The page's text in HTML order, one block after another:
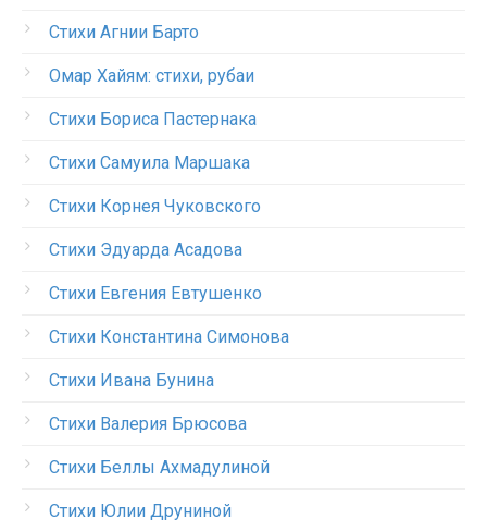
Стихи Агнии Барто
Омар Хайям: стихи, рубаи
Стихи Бориса Пастернака
Стихи Самуила Маршака
Стихи Корнея Чуковского
Стихи Эдуарда Асадова
Стихи Евгения Евтушенко
Стихи Константина Симонова
Стихи Ивана Бунина
Стихи Валерия Брюсова
Стихи Беллы Ахмадулиной
Стихи Юлии Друниной